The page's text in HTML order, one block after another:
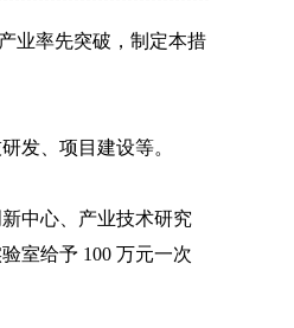
业率先突破，制定本措
发、项目建设等。
中心、产业技术研究
室给予 100 万元一次